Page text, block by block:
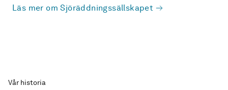
Läs mer om Sjöräddningssällskapet
Vår historia